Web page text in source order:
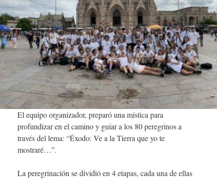
El equipo organizador, preparó una mística para
profundizar en el camino y guiar a los 80 peregrinos a
través del lema: “Éxodo: Ve a la Tierra que yo te
mostraré…”.
La peregrinación se dividió en 4 etapas, cada una de ellas